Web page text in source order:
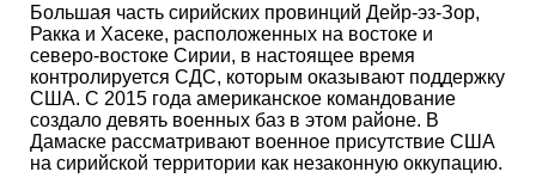
Большая часть сирийских провинций Дейр-эз-Зор,
Ракка и Хасеке, расположенных на востоке и
северо-востоке Сирии, в настоящее время
контролируется СДС, которым оказывают поддержку
США. С 2015 года американское командование
создало девять военных баз в этом районе. В
Дамаске рассматривают военное присутствие США
на сирийской территории как незаконную оккупацию.